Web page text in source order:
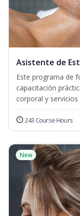
Asistente de
Este programa de
capacitación
corporal y servicios
243 Course Hours
New